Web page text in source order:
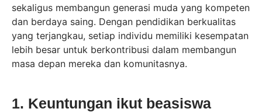
sekaligus membangun generasi muda yang kompeten
dan berdaya saing. Dengan pendidikan berkualitas
yang terjangkau, setiap individu memiliki kesempatan
lebih besar untuk berkontribusi dalam membangun
masa depan mereka dan komunitasnya.
1. Keuntungan ikut beasiswa